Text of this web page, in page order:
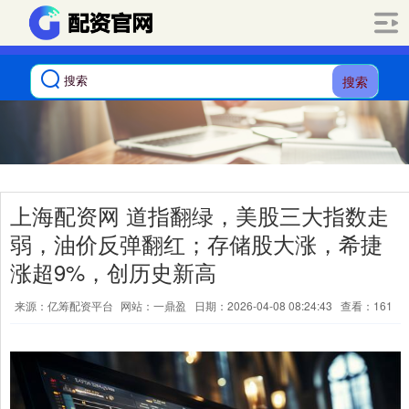
搜索
上海配资网 道指翻绿，美股三大指数走
弱，油价反弹翻红；存储股大涨，希捷
涨超9%，创历史新高
来源：亿筹配资平台 网站：一鼎盈 日期：2026-04-08 08:24:43 查看：161